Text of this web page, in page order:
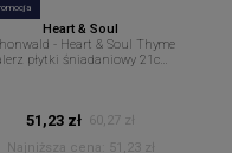
Heart & Soul
- Heart & Soul Thyme
płytki śniadaniowy 21cm
51,23 zł 60,27 zł
Najniższa cena:
51,23 zł